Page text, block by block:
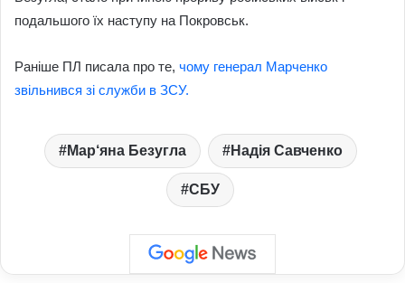
подальшого їх наступу на Покровськ.
Раніше ПЛ писала про те, чому генерал Марченко
звільнився зі служби в ЗСУ.
Мар‘яна Безугла Надія Савченко
СБУ